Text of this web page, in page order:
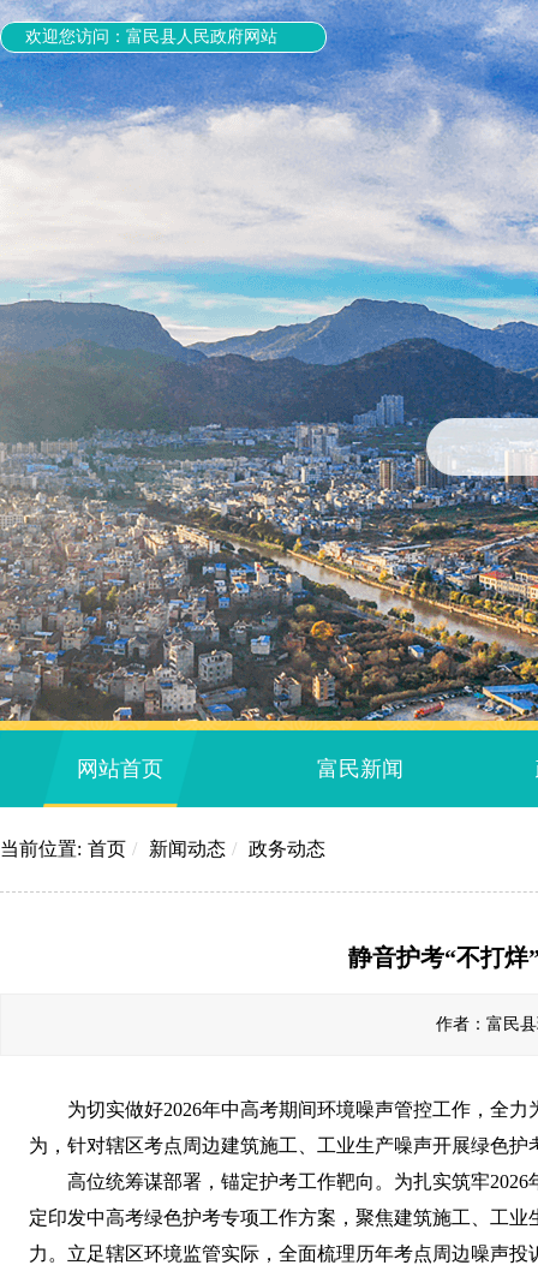
欢迎您访问：富民县人民政府网站
网站首页 富民新闻
当前位置: 首页 / 新闻动态 / 政务动态
静音护考“不打
作者：富民
为切实做好2026年中高考期间环境噪声管控工作，全力
为，针对辖区考点周边建筑施工、工业生产噪声开展绿色
高位统筹谋部署，锚定护考工作靶向。为扎实筑牢2026
定印发中高考绿色护考专项工作方案，聚焦建筑施工、工
力。立足辖区环境监管实际，全面梳理历年考点周边噪声